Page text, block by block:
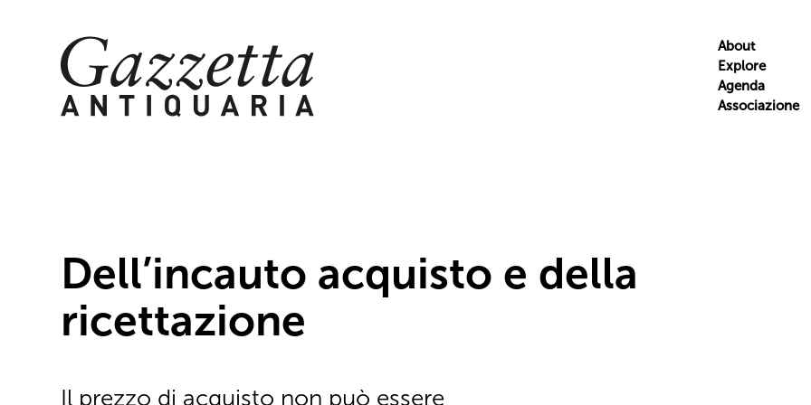
Skip
to
content
About
Explore
Agenda
Associazione
Dell’incauto acquisto e della
ricettazione
Il prezzo di acquisto non può essere